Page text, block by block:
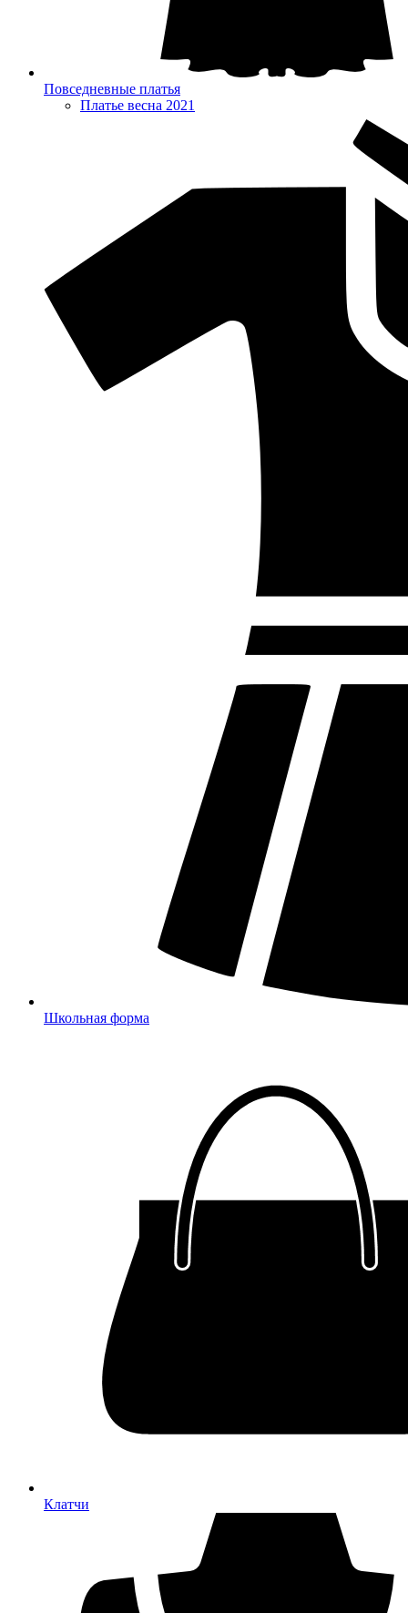
Повседневные платья
Платье весна 2021
Школьная форма
Клатчи